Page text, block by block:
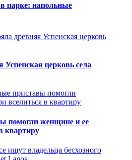
парке: напольные
Успенская церковь села
помогли женщине и ее
квартиру